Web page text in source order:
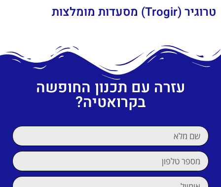
טרוגיר (Trogir) מסעדות מומלצות
עזרה עם תכנון החופשה
בקרואטיה?